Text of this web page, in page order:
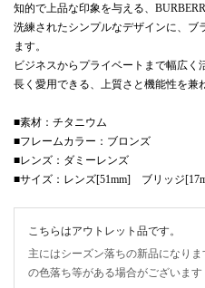
知的で上品な印象を与える、
洗練されたシンプルなデザインに、ブ
ます。
ビジネスからプライベートまで幅広く
長く愛用できる、上質さと機能性を兼
■素材：チタニウム
■フレームカラー：ブロンズ
■レンズ：ダミーレンズ
■サイズ：レンズ[51mm] ブリッジ
こちらはアウトレット品です。
主にはシーズン落ちの新品になり
の色落ち等がある場合がございます